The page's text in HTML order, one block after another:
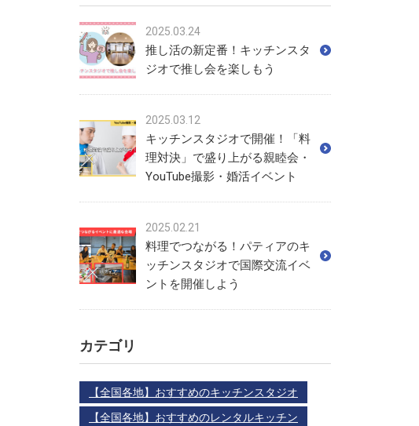
2025.03.24
推し活の新定番！キッチンスタ
ジオで推し会を楽しもう
2025.03.12
キッチンスタジオで開催！「料
理対決」で盛り上がる親睦会・
YouTube撮影・婚活イベント
2025.02.21
料理でつながる！パティアのキ
ッチンスタジオで国際交流イベ
ントを開催しよう
カテゴリ
【全国各地】おすすめのキッチンスタジオ
【全国各地】おすすめのレンタルキッチン